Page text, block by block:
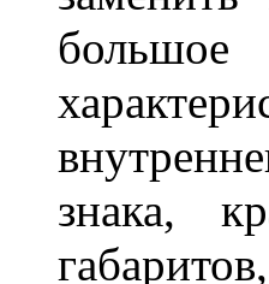
большое
знака,